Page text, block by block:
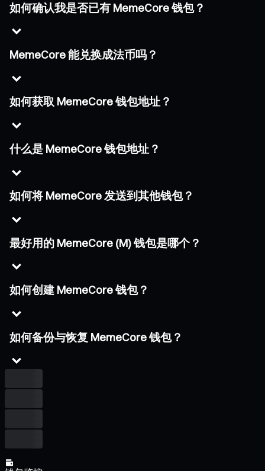
如何确认我是否已有 MemeCore 钱包？
MemeCore 能兑换成法币吗？
如何获取 MemeCore 钱包地址？
什么是 MemeCore 钱包地址？
如何将 MemeCore 发送到其他钱包？
最好用的 MemeCore (M) 钱包是哪个？
如何创建 MemeCore 钱包？
如何备份与恢复 MemeCore 钱包？